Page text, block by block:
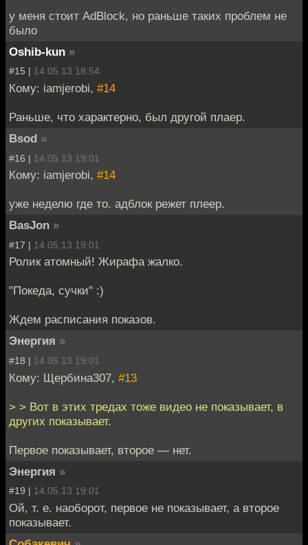
у меня стоит AdBlock, но раньше таких проблем не
было
Oshib-kun »
#15 | 14.05.13 18:54
Кому: iamjerobi, #14
Раньше, что характерно, был другой плаер.
Bsod »
#16 | 14.05.13 19:01
Кому: iamjerobi, #14
уже неделю где то. адблок режет плеер.
BasJon »
#17 | 14.05.13 19:01
Ролик атомный! Жирафа жалко.
"Покеда, сучки" :)
Ждем расписания показов.
Энергия »
#18 | 14.05.13 19:01
Кому: Щербина307, #13
> > Вот в этих тредах тоже видео не показывает, в
других показывает.
Первое показывает, второе — нет.
Энергия »
#19 | 14.05.13 19:01
Ой, т. е. наоборот, первое не показывает, а второе
показывает.